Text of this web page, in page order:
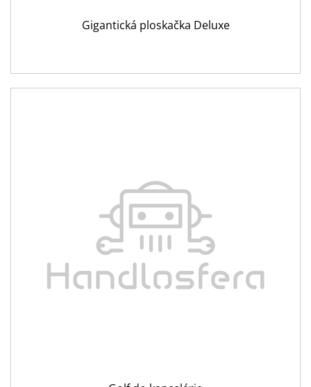
Gigantická ploskačka Deluxe